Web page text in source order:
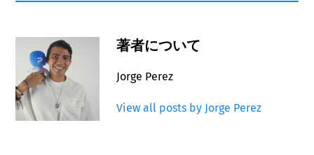
著者について
Jorge Perez
View all posts by Jorge Perez